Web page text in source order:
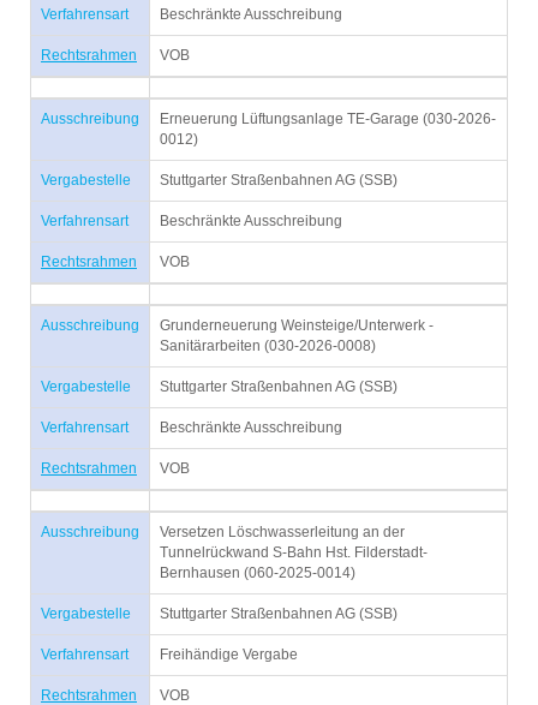
Verfahrensart Beschränkte Ausschreibung
Rechtsrahmen VOB
Ausschreibung
Erneuerung Lüftungsanlage TE-Garage (030-2026-
0012)
Vergabestelle Stuttgarter Straßenbahnen AG (SSB)
Verfahrensart Beschränkte Ausschreibung
Rechtsrahmen VOB
Ausschreibung
Grunderneuerung Weinsteige/Unterwerk -
Sanitärarbeiten (030-2026-0008)
Vergabestelle Stuttgarter Straßenbahnen AG (SSB)
Verfahrensart Beschränkte Ausschreibung
Rechtsrahmen VOB
Ausschreibung
Versetzen Löschwasserleitung an der
Tunnelrückwand S-Bahn Hst. Filderstadt-
Bernhausen (060-2025-0014)
Vergabestelle Stuttgarter Straßenbahnen AG (SSB)
Verfahrensart Freihändige Vergabe
Rechtsrahmen VOB